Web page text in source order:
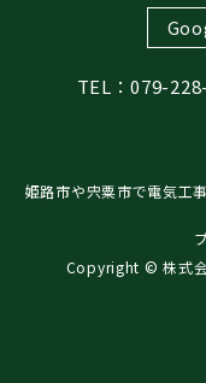
TEL：079-
姫路市や宍粟市で電気工
Copyright © 株式